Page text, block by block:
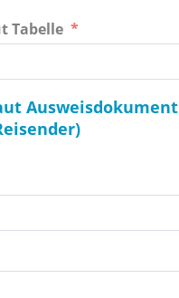
Tabelle
Ausweisdokument